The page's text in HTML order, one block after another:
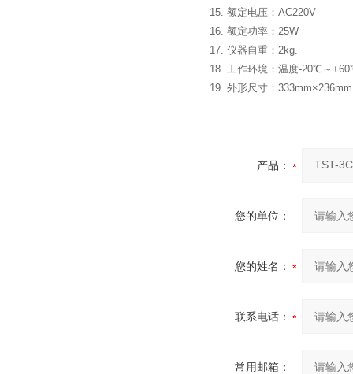
15. 额定电压：AC220V
16. 额定功率：25W
17. 仪器自重：2kg.
18. 工作环境：温度-20℃～
19. 外形尺寸：
产品：
您的单位：
您的姓名：
联系电话：
常用邮箱：